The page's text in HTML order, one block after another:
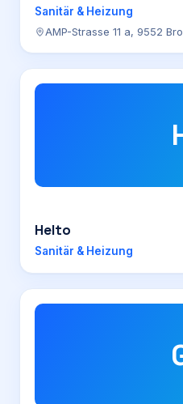
Sanitär & Heizung
AMP-Strasse 11 a, 9552
Helto
Sanitär & Heizung